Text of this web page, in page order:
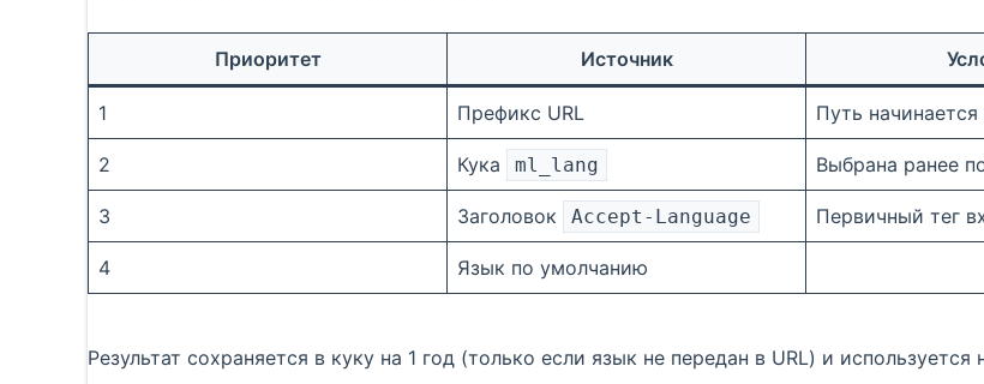
Приоритет Источник
1 Префикс URL Путь начинается
2 Кука ml_lang Выбрана ранее
3 Заголовок Accept‑Language Первичный тег
4 Язык по умолчанию
Результат сохраняется в куку на 1 год (только если язык не передан в URL) и